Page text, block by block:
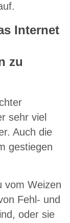
Internet
zu
sehr viel
Auch die
gestiegen
vom Weizen
Fehl- und
oder sie